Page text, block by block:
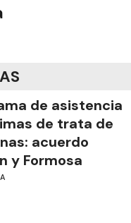
de asistencia
de trata de
acuerdo
y Formosa